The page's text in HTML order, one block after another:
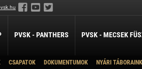
LÖVÉSZET
ÖKÖLVÍVÁS
PVSK - PANTHERS PVSK - MECSEK
CSAPATOK DOKUMENTUMOK NYÁRI TÁBORAINK